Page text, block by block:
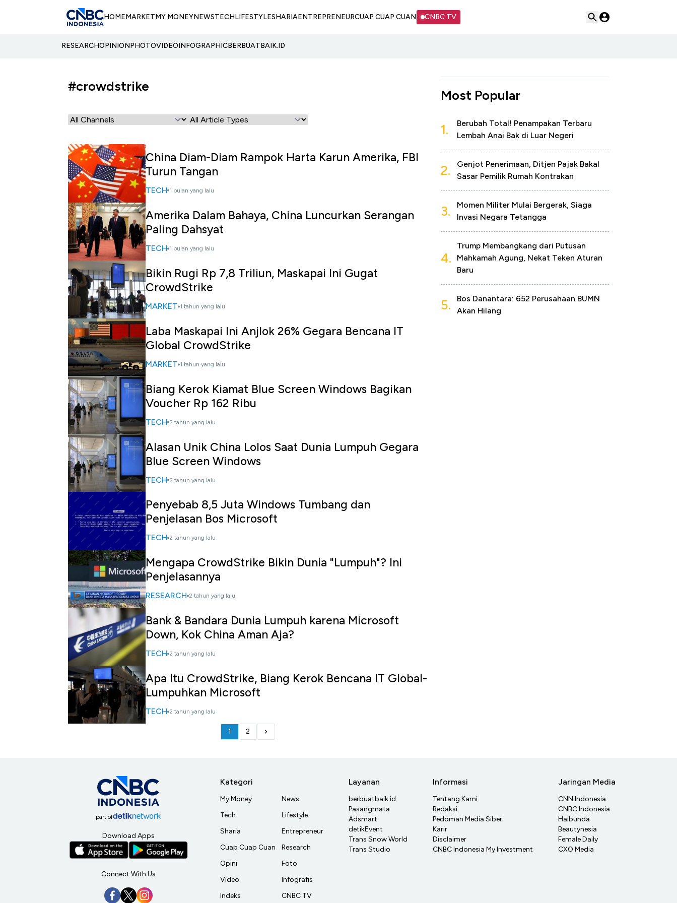
HOMEMARKETMY MONEYNEWSTECHLIFESTYLESHARIAENTREPRENEURCUAP CUAP CUAN CNBC TV
RESEARCHOPINIONPHOTOVIDEOINFOGRAPHICBERBUATBAIK.ID
#crowdstrike
China Diam-Diam Rampok Harta Karun Amerika, FBI
Turun Tangan
TECH 1 bulan yang lalu
Amerika Dalam Bahaya, China Luncurkan Serangan
Paling Dahsyat
TECH 1 bulan yang lalu
Bikin Rugi Rp 7,8 Triliun, Maskapai Ini Gugat
CrowdStrike
MARKET 1 tahun yang lalu
Laba Maskapai Ini Anjlok 26% Gegara Bencana IT
Global CrowdStrike
MARKET 1 tahun yang lalu
Biang Kerok Kiamat Blue Screen Windows Bagikan
Voucher Rp 162 Ribu
TECH 2 tahun yang lalu
Alasan Unik China Lolos Saat Dunia Lumpuh Gegara
Blue Screen Windows
TECH 2 tahun yang lalu
Penyebab 8,5 Juta Windows Tumbang dan
Penjelasan Bos Microsoft
TECH 2 tahun yang lalu
Mengapa CrowdStrike Bikin Dunia "Lumpuh"? Ini
Penjelasannya
RESEARCH 2 tahun yang lalu
Bank & Bandara Dunia Lumpuh karena Microsoft
Down, Kok China Aman Aja?
TECH 2 tahun yang lalu
Apa Itu CrowdStrike, Biang Kerok Bencana IT Global-
Lumpuhkan Microsoft
TECH 2 tahun yang lalu
1 2
Most Popular
1.
Berubah Total! Penampakan Terbaru
Lembah Anai Bak di Luar Negeri
2.
Genjot Penerimaan, Ditjen Pajak Bakal
Sasar Pemilik Rumah Kontrakan
3.
Momen Militer Mulai Bergerak, Siaga
Invasi Negara Tetangga
4.
Trump Membangkang dari Putusan
Mahkamah Agung, Nekat Teken Aturan
Baru
5.
Bos Danantara: 652 Perusahaan BUMN
Akan Hilang
part of
Download Apps
Connect With Us
Kategori
My Money
Tech
Sharia
Cuap Cuap Cuan
Opini
Video
Indeks
News
Lifestyle
Entrepreneur
Research
Foto
Infografis
CNBC TV
Layanan
berbuatbaik.id
Pasangmata
Adsmart
detikEvent
Trans Snow World
Trans Studio
Informasi
Tentang Kami
Redaksi
Pedoman Media Siber
Karir
Disclaimer
CNBC Indonesia My Investment
Jaringan Media
CNN Indonesia
CNBC Indonesia
Haibunda
Beautynesia
Female Daily
CXO Media